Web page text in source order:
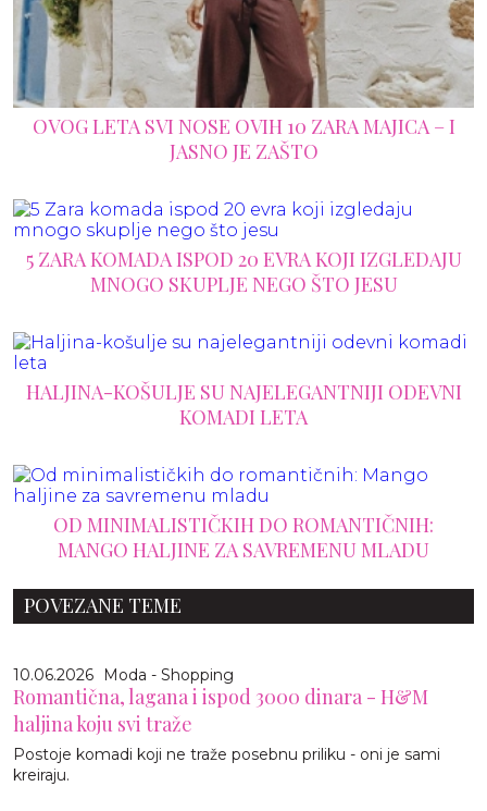
OVOG LETA SVI NOSE OVIH 10 ZARA MAJICA – I
JASNO JE ZAŠTO
5 ZARA KOMADA ISPOD 20 EVRA KOJI IZGLEDAJU
MNOGO SKUPLJE NEGO ŠTO JESU
HALJINA-KOŠULJE SU NAJELEGANTNIJI ODEVNI
KOMADI LETA
OD MINIMALISTIČKIH DO ROMANTIČNIH:
MANGO HALJINE ZA SAVREMENU MLADU
POVEZANE TEME
10.06.2026 Moda - Shopping
Romantična, lagana i ispod 3000 dinara - H&M
haljina koju svi traže
Postoje komadi koji ne traže posebnu priliku - oni je sami
kreiraju.